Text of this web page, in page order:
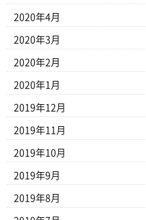
2020年4月
2020年3月
2020年2月
2020年1月
2019年12月
2019年11月
2019年10月
2019年9月
2019年8月